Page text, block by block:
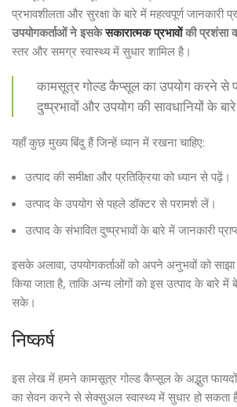
प्रभावशीलता और सुरक्षा के बारे में महत्वपूर्ण जानकारी
उपयोगकर्ताओं ने इसकेसकारात्मक प्रभावोंकी प्रशंसा
स्तर और समग्र स्वास्थ्य में सुधार शामिल है।
कामसूत्र गोल्ड कैप्सूल का उपयोग करने से
दुष्प्रभावों और उपयोग की सावधानियों के
यहाँ कुछ मुख्य बिंदु हैं जिन्हें ध्यान में रखना चाहिए:
उत्पाद की समीक्षा और प्रतिक्रिया को ध्यान से पढ़ें।
उत्पाद के उपयोग से पहले डॉक्टर से परामर्श लें।
उत्पाद के संभावित दुष्प्रभावों के बारे में जानकारी
इसके अलावा, उपयोगकर्ताओं को अपने अनुभवों को साझा
किया जाता है, ताकि अन्य लोगों को इस उत्पाद के बारे में
सके।
निष्कर्ष
इस लेख में हमने कामसूत्र गोल्ड कैप्सूल के अद्भुत
का सेवन करने से सेक्सुअल स्वास्थ्य में सुधार हो सकता